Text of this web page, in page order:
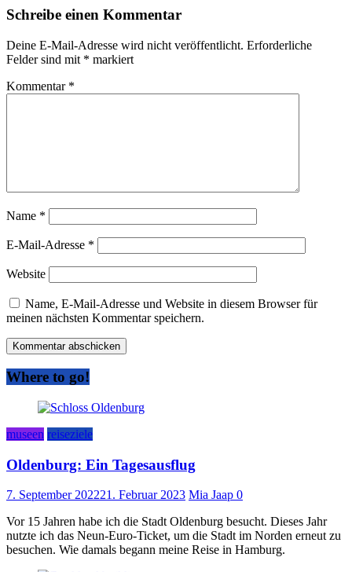
Schreibe einen Kommentar
Deine E-Mail-Adresse wird nicht veröffentlicht. Erforderliche
Felder sind mit * markiert
Kommentar *
Name *
E-Mail-Adresse *
Website
Name, E-Mail-Adresse und Website in diesem Browser für
meinen nächsten Kommentar speichern.
Where to go!
museen reiseziele
Oldenburg: Ein Tagesausflug
7. September 202221. Februar 2023 Mia Jaap 0
Vor 15 Jahren habe ich die Stadt Oldenburg besucht. Dieses Jahr
nutzte ich das Neun-Euro-Ticket, um die Stadt im Norden erneut zu
besuchen. Wie damals begann meine Reise in Hamburg.